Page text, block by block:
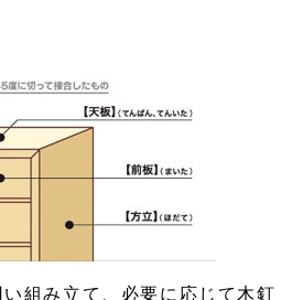
組み立て、必要に応じて木釘